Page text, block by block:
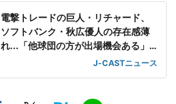
電撃トレードの巨人・リチャード、
ソフトバンク・秋広優人の存在感薄
れ...「他球団の方が出場機会ある」
J-CASTニュース